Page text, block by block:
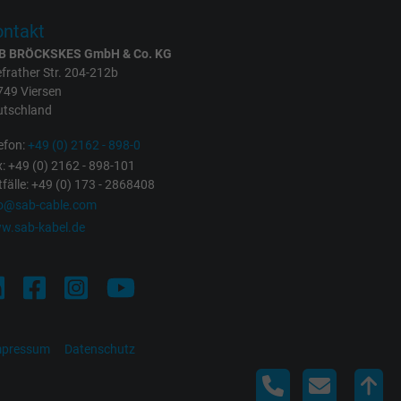
BRÖCKSKES GmbH & Co. KG
Str. 204-212b
Viersen
+49 (0) 2162 - 898-0
+49 (0) 2162 - 898-101
+49 (0) 173 - 2868408
cable.com
kabel.de
Datenschutz